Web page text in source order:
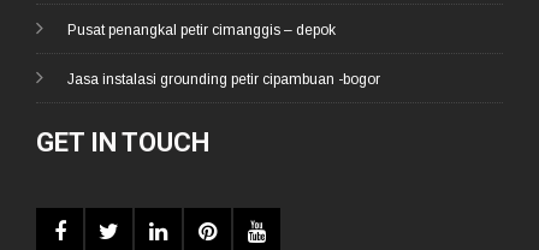
Pusat penangkal petir cimanggis – depok
Jasa instalasi grounding petir cipambuan -bogor
GET IN TOUCH